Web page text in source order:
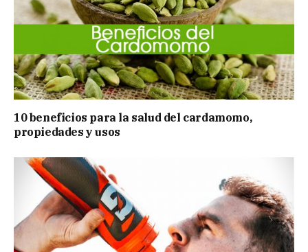
10 beneficios para la salud del cardamomo,
propiedades y usos